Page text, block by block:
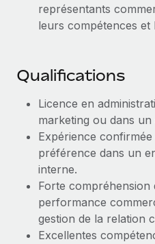
Avantages sociaux
Gérez facilement les
Remote a toujours pour
toute taille à embaucher,
Comment Phiture
répartis dans 19 pays
Phiture, un leader notable
croissance mobile
En savoir plus
représentants
leurs compétences
Qualifications
Licence en
marketing ou dans
Expérience
préférence dans un
interne.
Forte compréhension
performance
gestion de la relation
Excellentes